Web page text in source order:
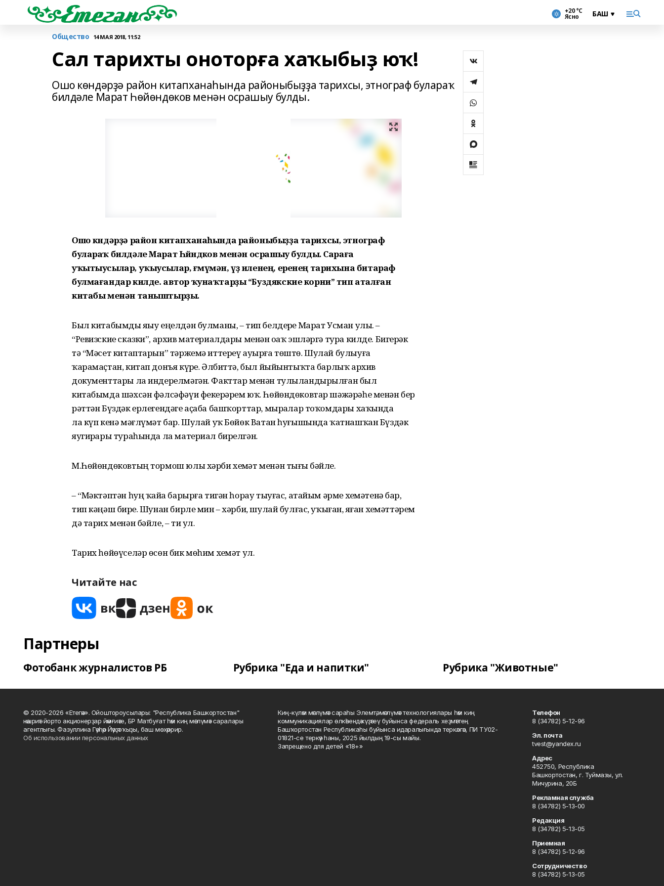
+20 °С
Ясно
Общество 14 МАЯ 2018, 11:52
Сал тарихты оноторға хаҡыбыҙ юҡ!
Ошо көндәрҙә район китапханаһында районыбыҙҙа тарихсы, этнограф булараҡ
билдәле Марат Һөйөндөков менән осрашыу булды.
Ошо көндәрҙә район китапханаһында районыбыҙҙа тарихсы, этнограф
булараҡ билдәле Марат Һөйөндөков менән осрашыу булды. Сараға
уҡытыусылар, уҡыусылар, ғөмүмән, үҙ иленең, еренең тарихына битараф
булмағандар килде. автор ҡунаҡтарҙы “Буздякские корни” тип аталған
китабы менән таныштырҙы.
Был китабымды яҙыу еңелдән булманы, – тип белдерҙе Марат Усман улы. –
“Ревизские сказки”, архив материалдары менән оҙаҡ эшләргә тура килде. Бигерәк
тә “Мәсет китаптарын” тәржемә иттереү ауырға төштө. Шулай булыуға
ҡарамаҫтан, китап донъя күрҙе. Әлбиттә, был йыйынтыҡта барлыҡ архив
документтары ла индерелмәгән. Факттар менән тулыландырылған был
китабымда шәхсән фәлсәфәүи фекерҙәрем юҡ. Һөйөндөковтар шәжәрәһе менән бер
рәттән Бүздәк ерлегендәге аҫаба башҡорттар, мырҙалар тоҡомдары хаҡында
ла күп кенә мәғлүмәт бар. Шулай уҡ Бөйөк Ватан һуғышында ҡатнашҡан Бүздәк
яугирҙары тураһында ла материал бирелгән.
М.Һөйөндөковтың тормош юлы хәрби хеҙмәт менән тығыҙ бәйле.
– “Мәктәптән һуң ҡайҙа барырға тигән һорау тыуғас, атайым әрме хеҙмәтенә бар,
тип кәңәш бирҙе. Шунан бирле мин – хәрби, шулай булғас, уҡыған, яҙған хеҙмәттәрем
дә тарих менән бәйле, – ти ул.
Тарих һөйөүселәр өсөн бик мөһим хеҙмәт ул.
Читайте нас
Партнеры
Фотобанк журналистов РБ Рубрика "Еда и напитки" Рубрика "Животные"
© 2020-2026 «Етегән». Ойоштороусылары: "Республика Башкортостан"
нәшриәт йорто акционерҙар йәмғиәте, БР Матбуғат һәм киң мәғлүмәт саралары
агентлығы. Фазуллина Гәүһәр Йәүҙәт ҡыҙы, баш мөхәррир.
Об использовании персональных данных
Киң-күләм мәғлүмәт сараһы Элемтә, мәғлүмәт технологиялары һәм киң
коммуникациялар өлкәһендә күҙәтеү буйынса федераль хеҙмәттең
Башҡортостан Республикаһы буйынса идаралығында теркәлгән, ПИ ТУ02-
01821-се теркәү һаны, 2025 йылдың 19-сы майы.
Запрещено для детей «18+»
Телефон
8 (34782) 5-12-96
Эл. почта
tvest@yandex.ru
Адрес
452750, Республика
Башкортостан, г. Туймазы, ул.
Мичурина, 20Б
Рекламная служба
8 (34782) 5-13-00
Редакция
8 (34782) 5-13-05
Приемная
8 (34782) 5-12-96
Сотрудничество
8 (34782) 5-13-05